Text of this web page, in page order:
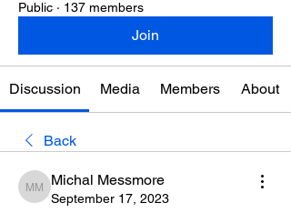
Public · 137 members
Join
Discussion Media Members About
Back
Michal Messmore
Michal Messmore
September 17, 2023